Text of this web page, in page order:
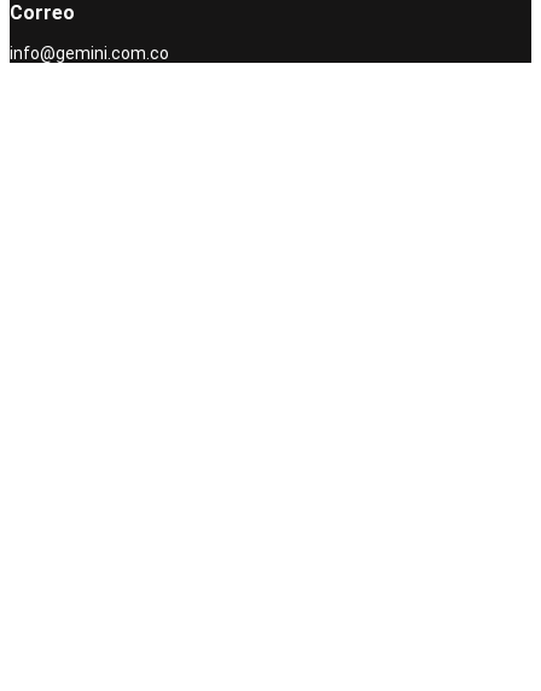
Correo
info@gemini.com.co